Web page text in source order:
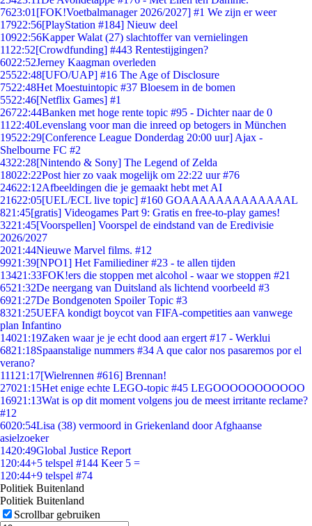
7623:01 [FOK!Voetbalmanager 2026/2027] #1 We zijn er weer
17922:56[PlayStation #184] Nieuw deel
10922:56Kapper Walat (27) slachtoffer van vernielingen
11 22:52[Crowdfunding] #443 Rentestijgingen?
6022:52Jerney Kaagman overleden
25522:48[UFO/UAP] #16 The Age of Disclosure
7522:48Het Moestuintopic #37 Bloesem in de bomen
5522:46[Netflix Games] #1
26722:44Banken met hoge rente topic #95 - Dichter naar de 0
11 22:40Levenslang voor man die inreed op betogers in München
19522:29[Conference League Donderdag 20:00 uur] Ajax -
Shelbourne FC #2
4322:28[Nintendo & Sony] The Legend of Zelda
18022:22Post hier zo vaak mogelijk om 22:22 uur #76
24622:12Afbeeldingen die je gemaakt hebt met AI
21622:05[UEL/ECL live topic] #160 GOAAAAAAAAAAAAAL
821:45[gratis] Videogames Part 9: Gratis en free-to-play games!
3221:45[Voorspellen] Voorspel de eindstand van de Eredivisie
2026/2027
2021:44Nieuwe Marvel films. #12
9921:39[NPO1] Het Familiediner #23 - te allen tijden
13421:33FOK!ers die stoppen met alcohol - waar we stoppen #21
6521:32De neergang van Duitsland als lichtend voorbeeld #3
6921:27De Bondgenoten Spoiler Topic #3
8321:25UEFA kondigt boycot van FIFA-competities aan vanwege
plan Infantino
14021:19Zaken waar je je echt dood aan ergert #17 - Werklui
6821:18Spaanstalige nummers #34 A que calor nos pasaremos por el
verano?
111 21:17[Wielrennen #616] Brennan!
27021:15Het enige echte LEGO-topic #45 LEGOOOOOOOOOOO
16921:13Wat is op dit moment volgens jou de meest irritante reclame?
#12
6020:54Lisa (38) vermoord in Griekenland door Afghaanse
asielzoeker
1420:49Global Justice Report
1 20:44+5 telspel #144 Keer 5 =
1 20:44+9 telspel #74
Politiek Buitenland
Politiek Buitenland
Scrollbar gebruiken